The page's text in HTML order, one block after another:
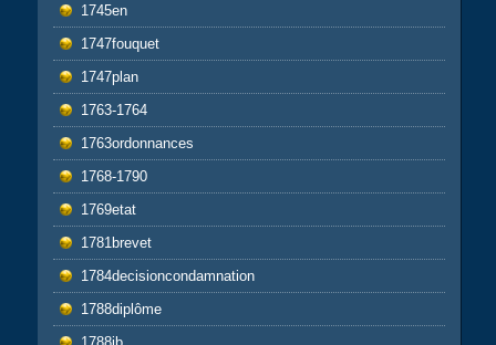
1745en
1747fouquet
1747plan
1763-1764
1763ordonnances
1768-1790
1769etat
1781brevet
1784decisioncondamnation
1788diplôme